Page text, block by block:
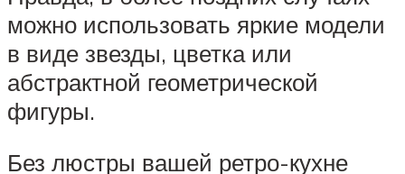
можно использовать яркие модели
в виде звезды, цветка или
абстрактной геометрической
фигуры.
Без люстры вашей ретро-кухне